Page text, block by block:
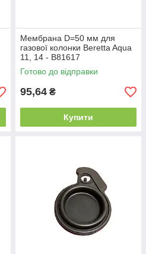
Мембрана D=50 мм для
газової колонки Beretta Aqua
11, 14 - B81617
Готово до відправки
95,64 ₴
Купити